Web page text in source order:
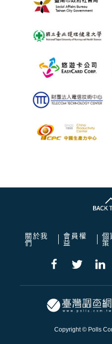
關於我
們
會員權
益
個
策
Copyright © Polls